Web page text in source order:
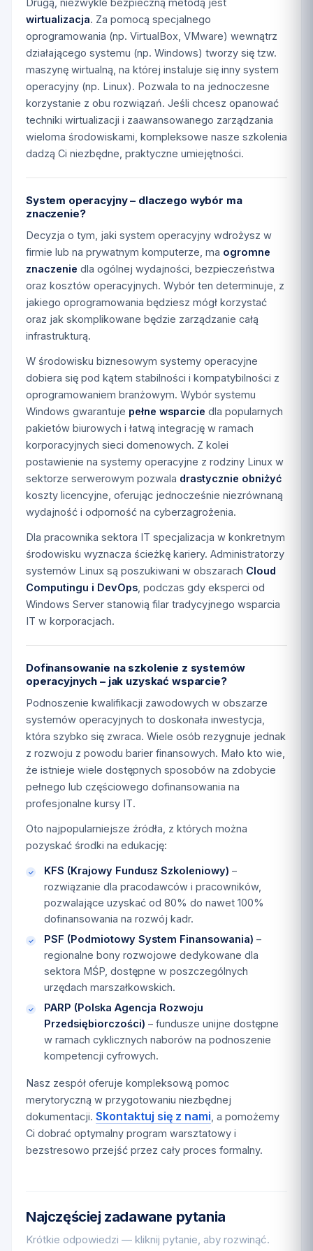
Drugą, niezwykle bezpieczną metodą jest
wirtualizacja. Za pomocą specjalnego
oprogramowania (np. VirtualBox, VMware) wewnątrz
działającego systemu (np. Windows) tworzy się tzw.
maszynę wirtualną, na której instaluje się inny system
operacyjny (np. Linux). Pozwala to na jednoczesne
korzystanie z obu rozwiązań. Jeśli chcesz opanować
techniki wirtualizacji i zaawansowanego zarządzania
wieloma środowiskami, kompleksowe nasze szkolenia
dadzą Ci niezbędne, praktyczne umiejętności.
System operacyjny – dlaczego wybór ma
znaczenie?
Decyzja o tym, jaki system operacyjny wdrożysz w
firmie lub na prywatnym komputerze, ma ogromne
znaczenie dla ogólnej wydajności, bezpieczeństwa
oraz kosztów operacyjnych. Wybór ten determinuje, z
jakiego oprogramowania będziesz mógł korzystać
oraz jak skomplikowane będzie zarządzanie całą
infrastrukturą.
W środowisku biznesowym systemy operacyjne
dobiera się pod kątem stabilności i kompatybilności z
oprogramowaniem branżowym. Wybór systemu
Windows gwarantuje pełne wsparcie dla popularnych
pakietów biurowych i łatwą integrację w ramach
korporacyjnych sieci domenowych. Z kolei
postawienie na systemy operacyjne z rodziny Linux w
sektorze serwerowym pozwala drastycznie obniżyć
koszty licencyjne, oferując jednocześnie niezrównaną
wydajność i odporność na cyberzagrożenia.
Dla pracownika sektora IT specjalizacja w konkretnym
środowisku wyznacza ścieżkę kariery. Administratorzy
systemów Linux są poszukiwani w obszarach Cloud
Computingu i DevOps , podczas gdy eksperci od
Windows Server stanowią filar tradycyjnego wsparcia
IT w korporacjach.
Dofinansowanie na szkolenie z systemów
operacyjnych – jak uzyskać wsparcie?
Podnoszenie kwalifikacji zawodowych w obszarze
systemów operacyjnych to doskonała inwestycja,
która szybko się zwraca. Wiele osób rezygnuje jednak
z rozwoju z powodu barier finansowych. Mało kto wie,
że istnieje wiele dostępnych sposobów na zdobycie
pełnego lub częściowego dofinansowania na
profesjonalne kursy IT.
Oto najpopularniejsze źródła, z których można
pozyskać środki na edukację:
KFS (Krajowy Fundusz Szkoleniowy) –
rozwiązanie dla pracodawców i pracowników,
pozwalające uzyskać od 80% do nawet 100%
dofinansowania na rozwój kadr.
PSF (Podmiotowy System Finansowania) –
regionalne bony rozwojowe dedykowane dla
sektora MŚP, dostępne w poszczególnych
urzędach marszałkowskich.
PARP (Polska Agencja Rozwoju
Przedsiębiorczości) – fundusze unijne dostępne
w ramach cyklicznych naborów na podnoszenie
kompetencji cyfrowych.
Nasz zespół oferuje kompleksową pomoc
merytoryczną w przygotowaniu niezbędnej
dokumentacji. Skontaktuj się z nami , a pomożemy
Ci dobrać optymalny program warsztatowy i
bezstresowo przejść przez cały proces formalny.
Najczęściej zadawane pytania
Krótkie odpowiedzi — kliknij pytanie, aby rozwinąć.